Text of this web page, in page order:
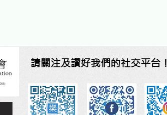
請關注及讚好我們的社交平台！